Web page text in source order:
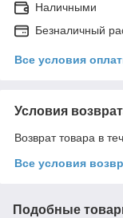
Наличными
Безналичный
Все условия
Условия
Возврат товара в
Все условия
Подобные